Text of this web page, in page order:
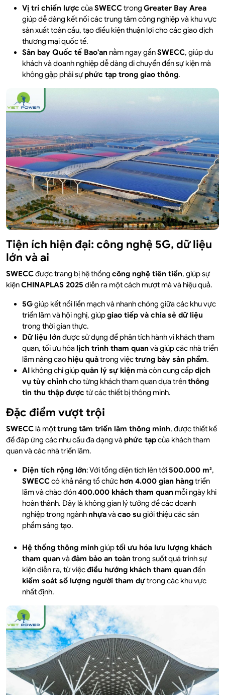
Vị trí chiến lược củaSWECCtrong Greater Bay Area
giúp dễ dàng kết nối các trung tâm công nghiệp và khu vực
sản xuất toàn cầu, tạo điều kiện thuận lợi cho các giao dịch
thương mại quốc tế.
Sân bay Quốc tế Bao'an nằm ngay gầnSWECC, giúp du
khách và doanh nghiệp dễ dàng di chuyển đến sự kiện mà
không gặp phải sựphức tạp trong giao thông.
Tiện ích hiện đại: công nghệ 5G, dữ liệu
lớn và ai
SWECCđược trang bị hệ thống công nghệ tiên tiến, giúp sự
kiệnCHINAPLAS 2025 diễn ra một cách mượt mà và hiệu quả.
5Ggiúp kết nối liền mạch và nhanh chóng giữa các khu vực
triển lãm và hội nghị, giúpgiao tiếp và chia sẻ dữ liệu
trong thời gian thực.
Dữ liệu lớn được sử dụng để phân tích hành vi khách tham
quan, tối ưu hóa lịch trình tham quan và giúp các nhà triển
lãm nâng cao hiệu quảtrong việctrưng bày sản phẩm.
AI không chỉ giúpquản lý sự kiện mà còn cung cấpdịch
vụ tùy chỉnhcho từng khách tham quan dựa trênthông
tin thu thập được từ các thiết bị thông minh.
Đặc điểm vượt trội
SWECC là mộttrung tâm triển lãm thông minh, được thiết kế
để đáp ứng các nhu cầu đa dạng vàphức tạpcủa khách tham
quan và các nhà triển lãm.
Diện tích rộng lớn: Với tổng diện tích lên tới500.000 m²,
SWECCcó khả năng tổ chức hơn 4.000 gian hàngtriển
lãm và chào đón400.000 khách tham quan mỗi ngày khi
hoàn thành. Đây là không gian lý tưởng để các doanh
nghiệp trong ngành nhựavàcao su giới thiệu các sản
phẩm sáng tạo.
Hệ thống thông minhgiúptối ưu hóa lưu lượng khách
tham quan vàđảm bảo an toàn trong suốt quá trình sự
kiện diễn ra, từ việcđiều hướng khách tham quan đến
kiểm soát số lượng người tham dựtrong các khu vực
nhất định.